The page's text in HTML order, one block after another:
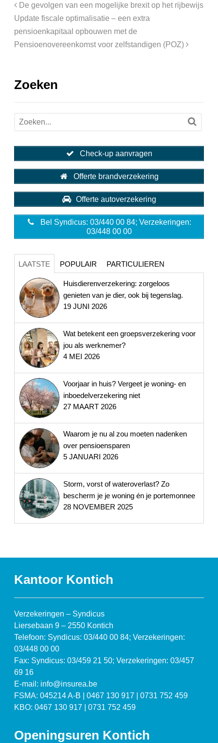
De gevolgen van een mogelijke brexit op het rijbewijs
Update fiscale optimalisatie – een extra
pensioenkapitaal opbouwen met de
Pensioenovereenkomst voor zelfstandigen (POZ)
Zoeken
Check-up aanvragen
Offerte brandverzekering
Offerte autoverzekering
Bel Syndicus: 03/440 00 84; Verzekeringen:
03/448 00 00
LAATSTE POPULAIR PARTICULIEREN
Huisdierenverzekering: zorgeloos
genieten van je dier, ook bij tegenslag.
19 JUNI 2026
Wat betekent een groepsverzekering voor
jou als werknemer?
4 MEI 2026
Voorjaar in huis? Vergeet je woning- en
inboedelverzekering niet
27 MAART 2026
Waarom je nu al zou moeten nadenken
over pensioensparen
5 JANUARI 2026
Storm, vorst of wateroverlast? Zo
bescherm je je woning én je portemonnee
28 NOVEMBER 2025
Kantoor Kontich
Verzekeringen – Syndicus
Liersebaan 9 – 2550 Kontich
Telefoon: Syndicus: 03/440 00 84; Verzekeringen:
03/448 00 00
Fax: Syndicus: 03/459 21 50; Verzekeringen: 03/457
69 16
E-mail: info@insurea.be
FSMA: 045214 A-B | 0467 130 917 | 0731 752 459
KBO: 0467 130 917 | 0731 752 459
Openingsuren Kontich